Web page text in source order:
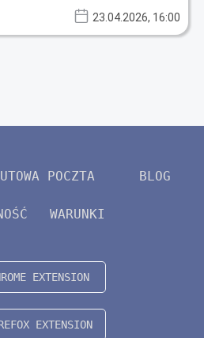
23.04.2026, 16:00
POCZTA BLOG
WARUNKI